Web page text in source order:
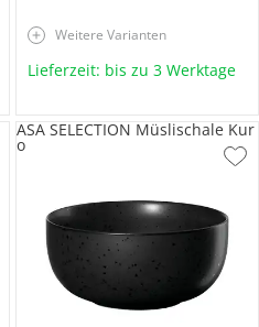
Weitere Varianten
Lieferzeit: bis zu 3 Werktage
ASA SELECTION Müslischale Kur
o